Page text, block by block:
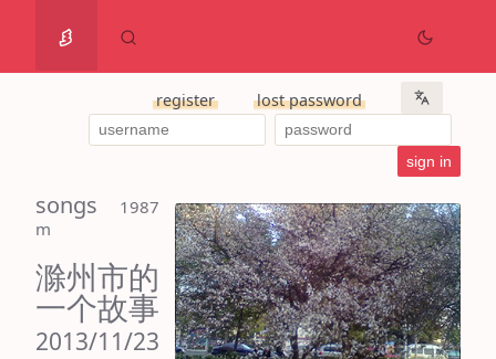
register lost password
songs
1987
m
滁州市的
一个故事
2013/11/23